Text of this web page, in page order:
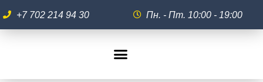
+7 702 214 94 30 Пн. - Пт. 10:00 - 19:00